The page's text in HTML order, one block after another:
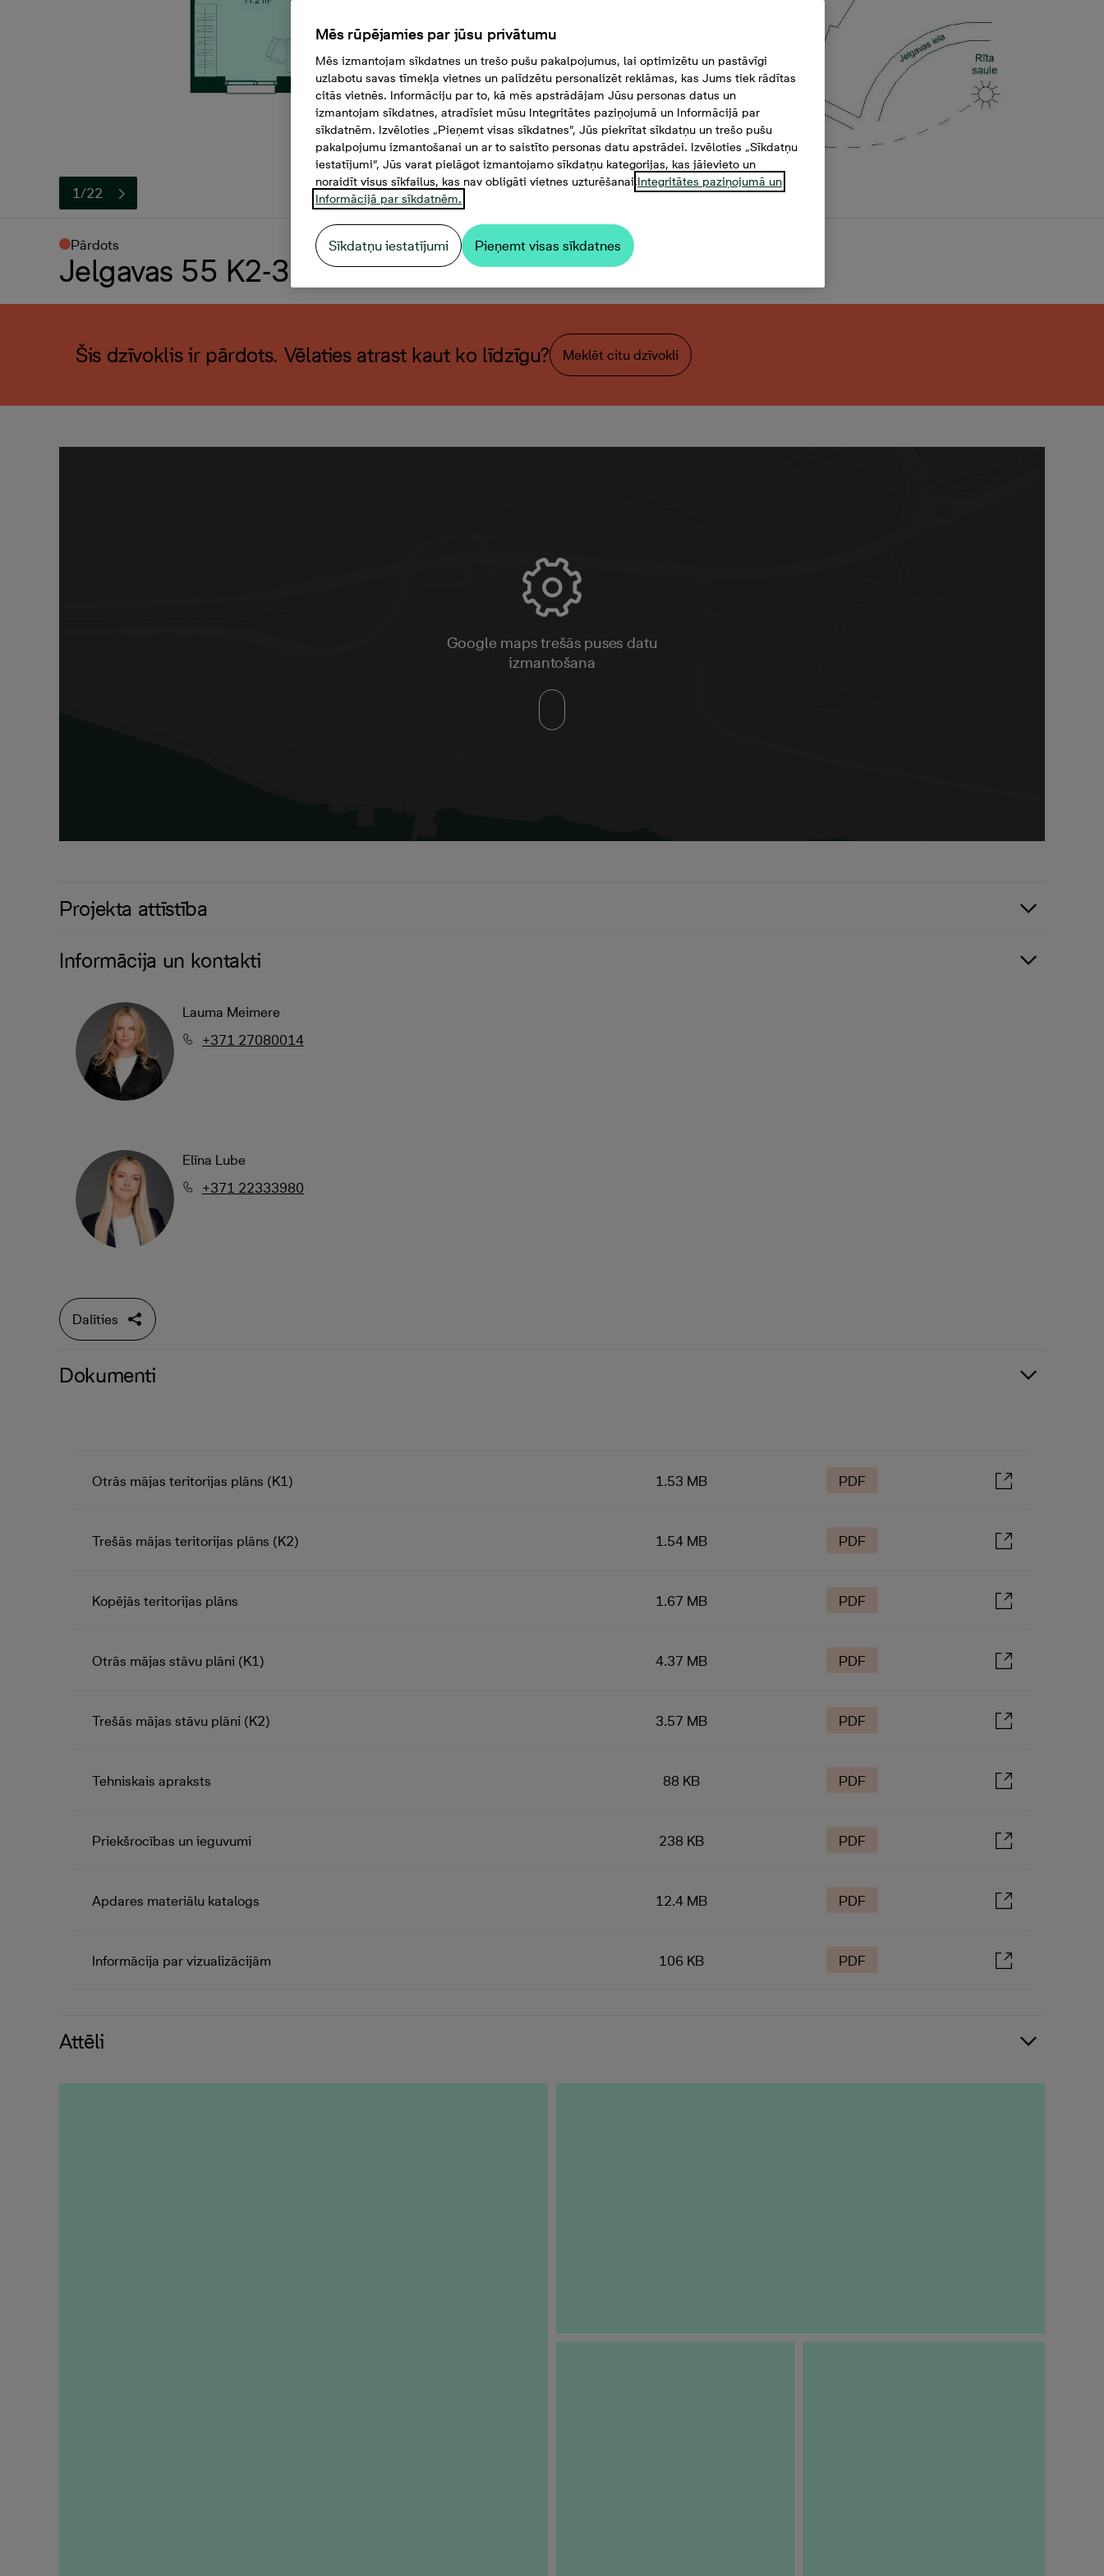
1/22
Pārdots
Jelgavas 55 K2-31, 3 -istabu dzīvoklis, Platība 66,2 m²
Šis dzīvoklis ir pārdots. Vēlaties atrast kaut ko līdzīgu? Meklēt citu dzīvokli
Google maps trešās puses datu
izmantošana
Projekta attīstība
Informācija un kontakti
Lauma Meimere
+371 27080014
Elīna Lube
+371 22333980
Dalīties
Dokumenti
Otrās mājas teritorijas plāns (K1) 1.53 MB PDF
Trešās mājas teritorijas plāns (K2) 1.54 MB PDF
Kopējās teritorijas plāns 1.67 MB PDF
Otrās mājas stāvu plāni (K1) 4.37 MB PDF
Trešās mājas stāvu plāni (K2) 3.57 MB PDF
Tehniskais apraksts 88 KB PDF
Priekšrocības un ieguvumi 238 KB PDF
Apdares materiālu katalogs 12.4 MB PDF
Informācija par vizualizācijām 106 KB PDF
Attēli
Mēs rūpējamies par jūsu privātumu
Mēs izmantojam sīkdatnes un trešo pušu pakalpojumus, lai optimizētu un pastāvīgi
uzlabotu savas tīmekļa vietnes un palīdzētu personalizēt reklāmas, kas Jums tiek rādītas
citās vietnēs. Informāciju par to, kā mēs apstrādājam Jūsu personas datus un
izmantojam sīkdatnes, atradīsiet mūsu Integritātes paziņojumā un Informācijā par
sīkdatnēm. Izvēloties „Pieņemt visas sīkdatnes”, Jūs piekrītat sīkdatņu un trešo pušu
pakalpojumu izmantošanai un ar to saistīto personas datu apstrādei. Izvēloties „Sīkdatņu
iestatījumi”, Jūs varat pielāgot izmantojamo sīkdatņu kategorijas, kas jāievieto un
noraidīt visus sīkfailus, kas nav obligāti vietnes uzturēšanai.Integritātes paziņojumā un
Informācijā par sīkdatnēm.
Sīkdatņu iestatījumi Pieņemt visas sīkdatnes